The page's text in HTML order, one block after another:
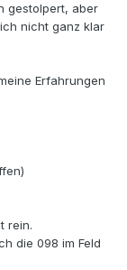
gestolpert, aber
nicht ganz klar
Erfahrungen
rein.
die 098 im Feld